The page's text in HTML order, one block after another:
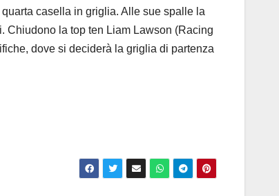
casella in griglia. Alle sue spalle la
Chiudono la top ten Liam Lawson (Racing
dove si deciderà la griglia di partenza